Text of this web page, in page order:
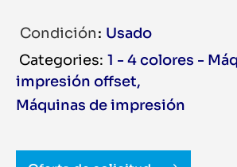
Condición Usado
1 - 4 colores -
impresión offset
,
Máquinas de impresión